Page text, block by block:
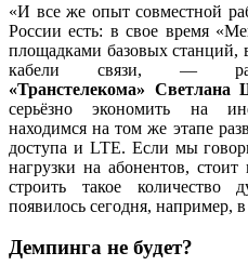
«И все же опыт совместной
России есть: в свое время
площадками базовых станций,
кабели связи, —
«Транстелекома»
серьёзно экономить на
находимся на том же этапе
доступа и LTE. Если мы
нагрузки на абонентов,
строить такое количество
появилось сегодня, например,
Демпинга не будет?